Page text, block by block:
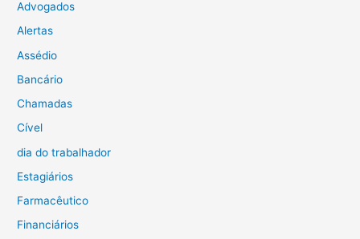
Advogados
Alertas
Assédio
Bancário
Chamadas
Cível
dia do trabalhador
Estagiários
Farmacêutico
Financiários